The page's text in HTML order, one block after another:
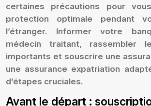
certaines précautions pour
protection optimale pendant
l’étranger. Informer votre
médecin traitant, rassembler
importants et souscrire une
une assurance expatriation
d’étapes cruciales.
Avant le départ :